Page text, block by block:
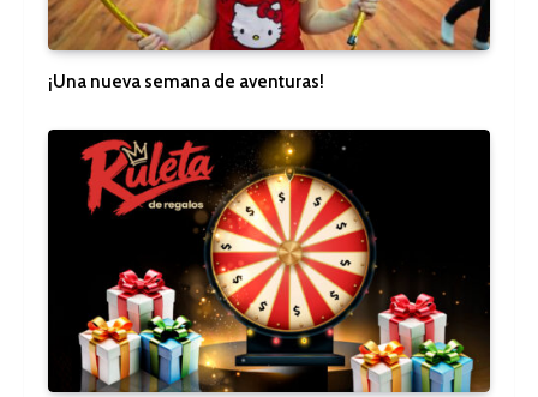
¡Una nueva semana de aventuras!